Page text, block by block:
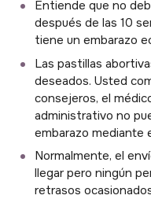
Entiende que no
después de las 10
tiene un embarazo
Las pastillas
deseados. Usted
consejeros, el
administrativo no
embarazo mediante
Normalmente, el
llegar pero ningún
retrasos